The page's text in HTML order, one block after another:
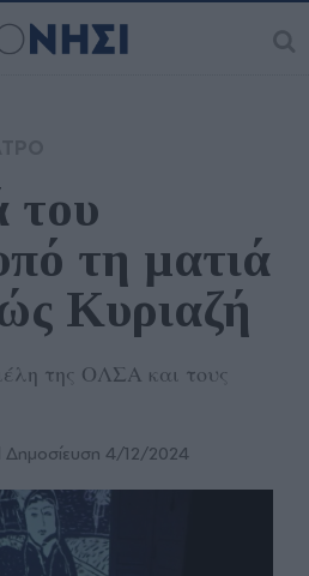
του
τη ματιά
Κυριαζή
της ΟΛΣΑ και τους
Δημοσίευση 4/12/2024